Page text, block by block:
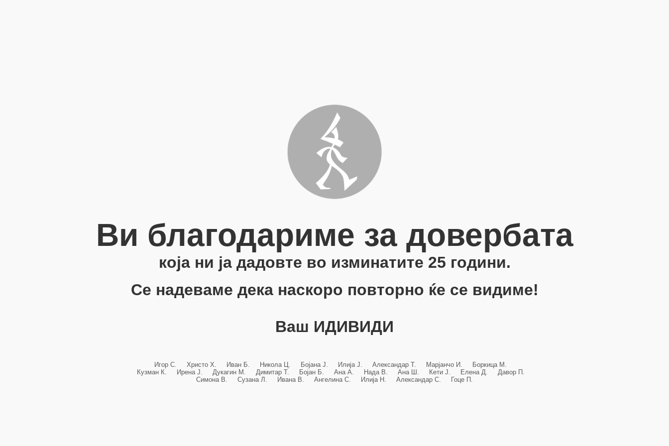
Ви благодариме за довербата
која ни ја дадовте во изминатите 25 години.
Се надеваме дека наскоро повторно ќе се видиме!
Ваш ИДИВИДИ
Игор С. Христо Х. Иван Б. Никола Ц. Бојана Ј. Илија Ј. Александар Т. Марјанчо И. Боркица М.
Кузман К. Ирена Ј. Дукагин М. Димитар Т. Бојан Б. Ана А. Нада В. Ана Ш. Кети Ј. Елена Д. Давор П.
Симона В. Сузана Л. Ивана В. Ангелина С. Илија Н. Александар С. Гоце П.